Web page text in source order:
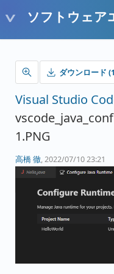
ソフトウェア
ダウンロード
Visual Studio
1.PNG
高橋 徹, 2022/07/10 23:21